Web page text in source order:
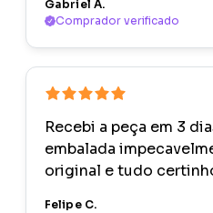
Gabriel A.
Comprador verificado
Recebi a peça em 3
embalada
original e tudo
Felipe C.